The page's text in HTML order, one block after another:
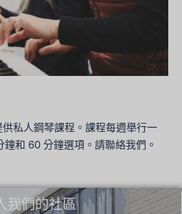
私人鋼琴課程。課程每週舉行一
和 60 分鐘選項。請聯絡我們。
我們的社區